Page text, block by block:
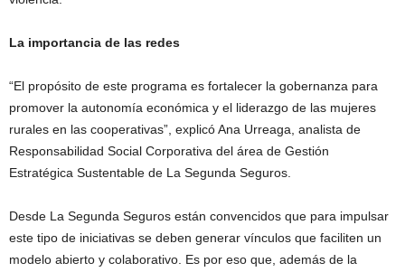
La importancia de las redes
“El propósito de este programa es fortalecer la gobernanza para
promover la autonomía económica y el liderazgo de las mujeres
rurales en las cooperativas”, explicó Ana Urreaga, analista de
Responsabilidad Social Corporativa del área de Gestión
Estratégica Sustentable de La Segunda Seguros.
Desde La Segunda Seguros están convencidos que para impulsar
este tipo de iniciativas se deben generar vínculos que faciliten un
modelo abierto y colaborativo. Es por eso que, además de la